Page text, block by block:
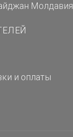
Молдавия
и оплаты